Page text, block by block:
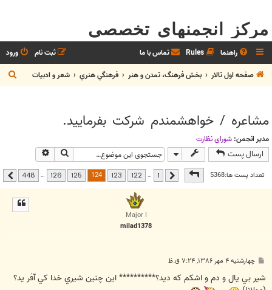
مرکز انجمنهای تخصصی
راهنما Rules تماس با ما ورود
ثبت نام
صفحه اول تالار
بخش فرهنگ، تمدن و هنر فرهنگي هنري شعر و ادبيات
ج
س
مشاعره / خواهشمندم شرکت بفرماييد.
مدیر انجمن: شوراي نظارت
ارسال پست جستجو
تعداد پست ها:5368
صفحه124از 448 قبلی …
122
123
124
125
126
…
448 بعدی
Major I
milad1378
پ
ت
چهارشنبه ۴ مهر ۱۳۸۶, ۷:۲۴ ق.ظ
شير بي يال و دم و اشكم كه ديد؟********** اين چنين شيري خدا كي آفر يد؟